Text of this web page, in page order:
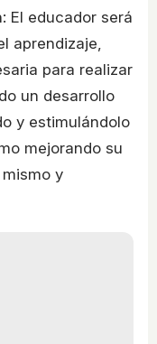
: El educador será
aprendizaje,
para realizar
un desarrollo
y estimulándolo
mejorando su
y